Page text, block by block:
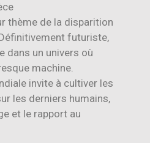
thème de la disparition
futuriste,
dans un univers où
machine.
invite à cultiver les
les derniers humains,
et le rapport au